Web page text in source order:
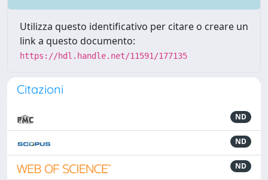
Utilizza questo identificativo per citare o creare un
link a questo documento:
https://hdl.handle.net/11591/177135
Citazioni
ND
ND
ND